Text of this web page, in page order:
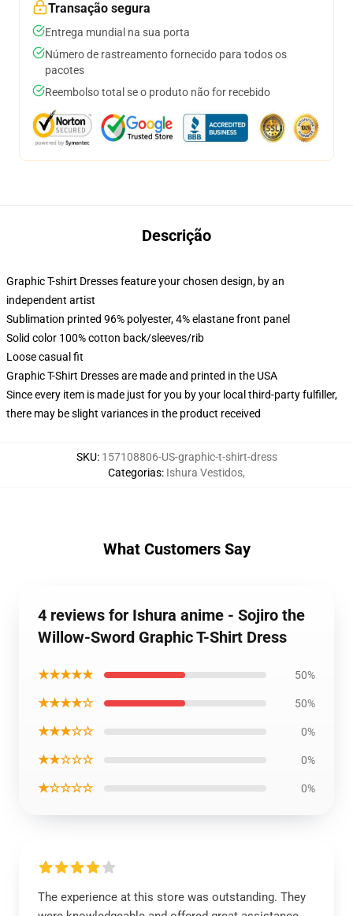
Transação segura
Entrega mundial na sua porta
Número de rastreamento fornecido para todos os
pacotes
Reembolso total se o produto não for recebido
Descrição
Graphic T-shirt Dresses feature your chosen design, by an
independent artist
Sublimation printed 96% polyester, 4% elastane front panel
Solid color 100% cotton back/sleeves/rib
Loose casual fit
Graphic T-Shirt Dresses are made and printed in the USA
Since every item is made just for you by your local third-party fulfiller,
there may be slight variances in the product received
SKU: 157108806-US-graphic-t-shirt-dress
Categorias: Ishura Vestidos,
What Customers Say
4 reviews for Ishura anime - Sojiro the
Willow-Sword Graphic T-Shirt Dress
★★★★★ 50%
★★★★☆ 50%
★★★☆☆ 0%
★★☆☆☆ 0%
★☆☆☆☆ 0%
The experience at this store was outstanding. They